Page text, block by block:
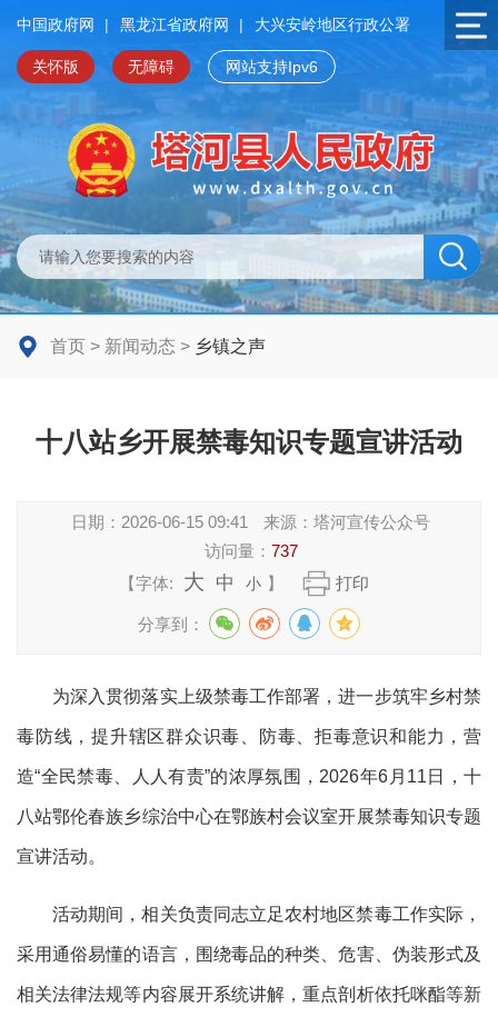
中国政府网 | 黑龙江省政府网 | 大兴安岭地区行政公署
关怀版 无障碍 网站支持Ipv6
首页 > 新闻动态 > 乡镇之声
十八站乡开展禁毒知识专题宣讲活动
日期： 2026-06-15 09:41 来源：塔河宣传公众号
访问量： 737
【字体:
大 中 小 】 打印
分享到：
为深入贯彻落实上级禁毒工作部署，进一步筑牢乡村禁
毒防线，提升辖区群众识毒、防毒、拒毒意识和能力，营
造“全民禁毒、人人有责”的浓厚氛围，2026年6月11日，十
八站鄂伦春族乡综治中心在鄂族村会议室开展禁毒知识专题
宣讲活动。
活动期间，相关负责同志立足农村地区禁毒工作实际，
采用通俗易懂的语言，围绕毒品的种类、危害、伪装形式及
相关法律法规等内容展开系统讲解，重点剖析依托咪酯等新